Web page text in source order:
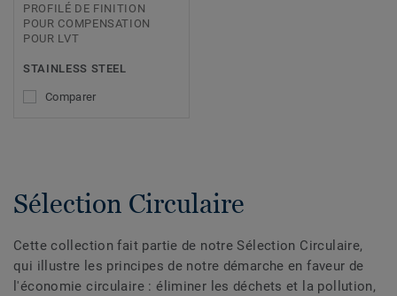
PROFILÉ DE FINITION
POUR COMPENSATION
POUR LVT
STAINLESS STEEL
Comparer
Sélection Circulaire
Cette collection fait partie de notre Sélection Circulaire,
qui illustre les principes de notre démarche en faveur de
l'économie circulaire : éliminer les déchets et la pollution,